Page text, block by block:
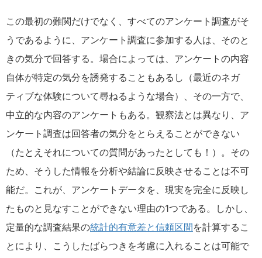
この最初の難関だけでなく、すべてのアンケート調査がそ
うであるように、アンケート調査に参加する人は、そのと
きの気分で回答する。場合によっては、アンケートの内容
自体が特定の気分を誘発することもあるし（最近のネガ
ティブな体験について尋ねるような場合）、その一方で、
中立的な内容のアンケートもある。観察法とは異なり、ア
ンケート調査は回答者の気分をとらえることができない
（たとえそれについての質問があったとしても！）。その
ため、そうした情報を分析や結論に反映させることは不可
能だ。これが、アンケートデータを、現実を完全に反映し
たものと見なすことができない理由の1つである。しかし、
定量的な調査結果の統計的有意差と信頼区間を計算するこ
とにより、こうしたばらつきを考慮に入れることは可能で